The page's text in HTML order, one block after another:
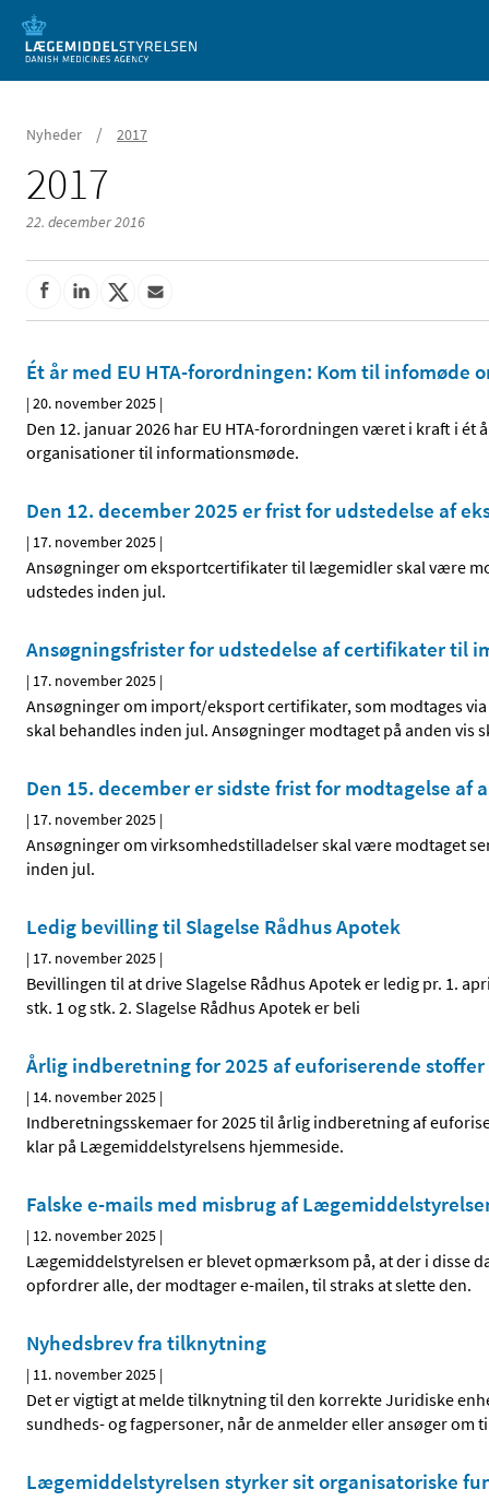
Mobil visning
Nyheder / 2017
2017
22. december 2016
Ét år med EU HTA-forordningen: Kom til infomøde
|20. november 2025 |
Den 12. januar 2026 har EU HTA-forordningen været i kraft i
organisationer til informationsmøde.
Den 12. december 2025 er frist for udstedelse af
| 17. november 2025 |
Ansøgninger om eksportcertifikater til lægemidler skal være
udstedes inden jul.
Ansøgningsfrister for udstedelse af certifikater til
| 17. november 2025 |
Ansøgninger om import/eksport certifikater, som modtages
skal behandles inden jul. Ansøgninger modtaget på anden vis
Den 15. december er sidste frist for modtagelse
| 17. november 2025 |
Ansøgninger om virksomhedstilladelser skal være modtaget
inden jul.
Ledig bevilling til Slagelse Rådhus Apotek
| 17. november 2025 |
Bevillingen til at drive Slagelse Rådhus Apotek er ledig pr. 1.
stk. 1 og stk. 2. Slagelse Rådhus Apotek er beli
Årlig indberetning for 2025 af euforiserende stoffer
| 14. november 2025 |
Indberetningsskemaer for 2025 til årlig indberetning af
klar på Lægemiddelstyrelsens hjemmeside.
Falske e-mails med misbrug af
| 12. november 2025 |
Lægemiddelstyrelsen er blevet opmærksom på, at der i disse
opfordrer alle, der modtager e-mailen, til straks at slette den.
Nyhedsbrev fra tilknytning
| 11. november 2025 |
Det er vigtigt at melde tilknytning til den korrekte Juridiske
sundheds- og fagpersoner, når de anmelder eller ansøger om
Lægemiddelstyrelsen styrker sit organisatoriske